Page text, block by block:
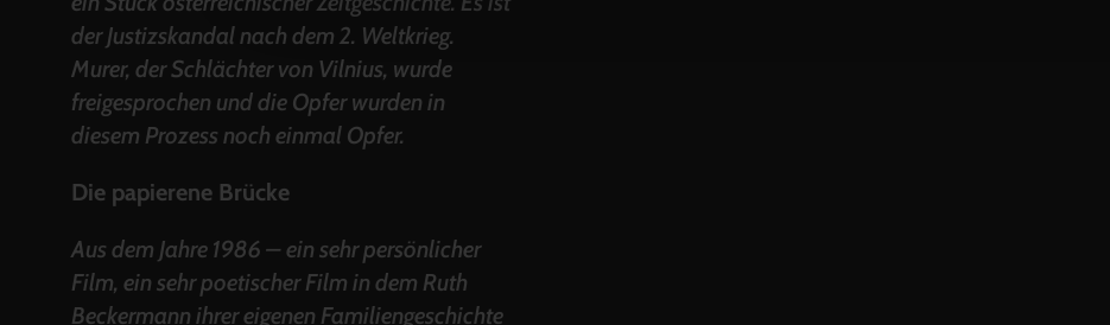
der Justizskandal nach dem 2. Weltkrieg.
Murer, der Schlächter von Vilnius, wurde
freigesprochen und die Opfer wurden in
diesem Prozess noch einmal Opfer.
Die papierene Brücke
Aus dem Jahre 1986 – ein sehr persönlicher
Film, ein sehr poetischer Film in dem Ruth
Beckermann ihrer eigenen Familiengeschichte